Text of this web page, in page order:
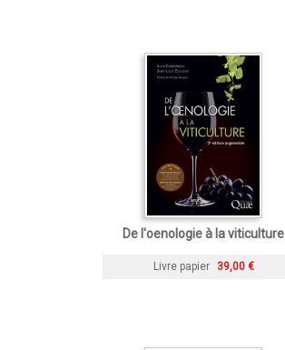
De l'oenologie à la viticulture
Livre papier 39,00 €